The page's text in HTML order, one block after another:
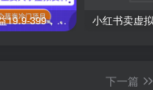
一单收益19.9-399，一个蓝海冷门项目，在小红书上卖人事虚拟资料
下一篇